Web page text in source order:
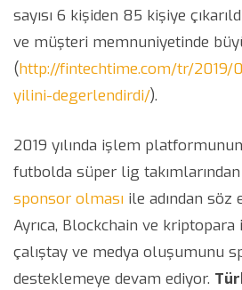
sayısı 6 kişiden 85 kişiye
ve müşteri memnuniyetinde
(http://fintechtime.com/tr/2019/
yilini-degerlendirdi/).
2019 yılında işlem
futbolda süper lig takımlarından
sponsor olması ile adından
Ayrıca, Blockchain ve
çalıştay ve medya oluşumunu
desteklemeye devam ediyor.